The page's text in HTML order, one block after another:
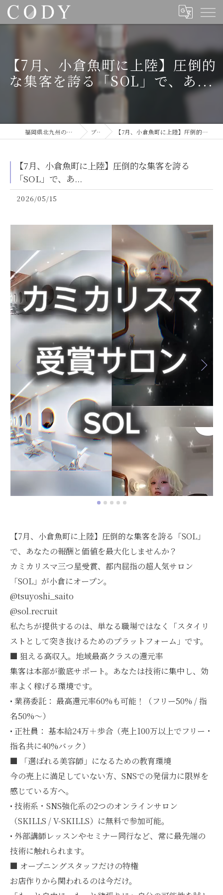
【7月、小倉魚町に上陸】圧倒的
な集客を誇る「SOL」で、あ...
福岡県北九州の美容室ならCODY ブログ 【7月、小倉魚町に上陸】圧倒的な集客を誇る「SOL」で、あ...
【7月、小倉魚町に上陸】圧倒的な集客を誇る
「SOL」で、あ...
2026/05/15
【7月、小倉魚町に上陸】圧倒的な集客を誇る「SOL」
で、あなたの報酬と価値を最大化しませんか？
カミカリスマ三つ星受賞、都内屈指の超人気サロン
「SOL」が小倉にオープン。
@tsuyoshi_saito
@sol.recruit
私たちが提供するのは、単なる職場ではなく「スタイリ
ストとして突き抜けるためのプラットフォーム」です。
■ 狙える高収入。地域最高クラスの還元率
集客は本部が徹底サポート。あなたは技術に集中し、効
率よく稼げる環境です。
• 業務委託： 最高還元率60%も可能！（フリー50% / 指
名50%〜）
• 正社員： 基本給24万＋歩合（売上100万以上でフリー・
指名共に40%バック）
■ 「選ばれる美容師」になるための教育環境
今の売上に満足していない方、SNSでの発信力に限界を
感じている方へ。
• 技術系・SNS強化系の2つのオンラインサロン
（SKILLS / V-SKILLS）に無料で参加可能。
• 外部講師レッスンやセミナー同行など、常に最先端の
技術に触れられます。
■ オープニングスタッフだけの特権
お店作りから関われるのは今だけ。